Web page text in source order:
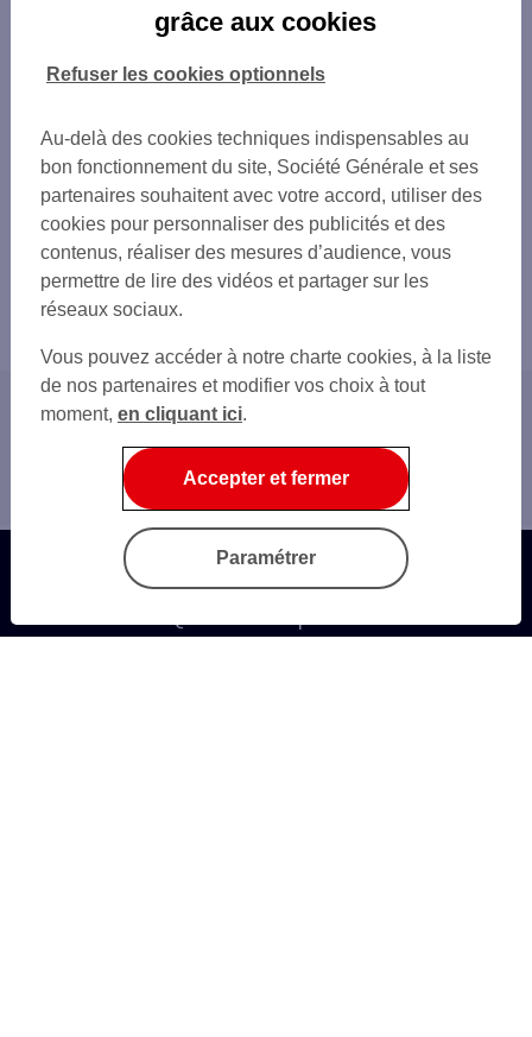
Accueil
Prêt environnemental et social
grâce aux cookies
Au-delà des cookies techniques indispensables au
bon fonctionnement du site, Société Générale et ses
partenaires souhaitent avec votre accord, utiliser des
cookies pour personnaliser des publicités et des
contenus, réaliser des mesures d’audience, vous
permettre de lire des vidéos et partager sur les
réseaux sociaux.
Vous pouvez accéder à notre charte cookies, à la liste
de nos partenaires et modifier vos choix à tout
moment, en cliquant ici.
Refuser les cookies optionnels
Accepter et fermer
Paramétrer